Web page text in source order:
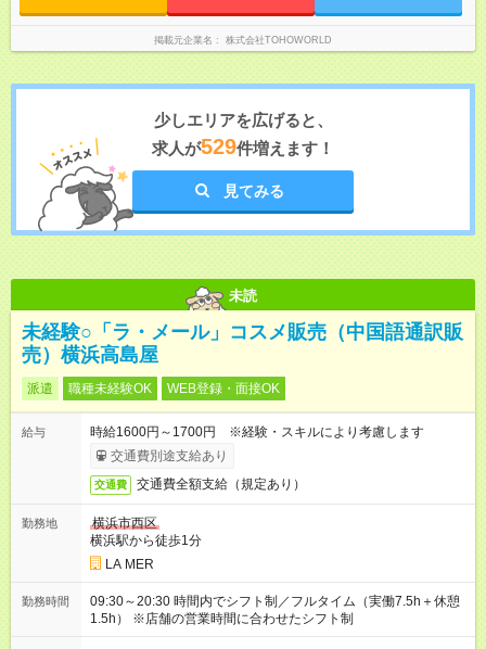
掲載元企業名 株式会社TOHOWORLD
少しエリアを広げると、
求人が529件増えます！
見てみる
未読
未経験○「ラ・メール」コスメ販売（中国語通訳販
売）横浜高島屋
派遣 職種未経験OK WEB登録・面接OK
給与
時給1600円～1700円 ※経験・スキルにより考慮します
交通費別途支給あり
交通費 交通費全額支給（規定あり）
勤務地
横浜市西区
横浜駅から徒歩1分
LA MER
勤務時間
09:30～20:30 時間内でシフト制／フルタイム（実働7.5h＋休憩
1.5h） ※店舗の営業時間に合わせたシフト制